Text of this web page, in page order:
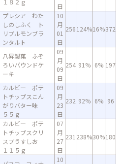
１８２ｇ
日
プレシア わた
しのしふく ト
リプルモンブラ
ンタルト
10
月
01
日
256124%16%372
八昇製菓 ふぞ
ろいパウンドケ
ーキ
09
月
09
日
254 91% 6% 197
カルビー ポテ
トチップスこん
がりバター味
５５ｇ
09
月
23
日
232 92% 6% 96
カルビー ポテ
トチップスクリ
スプうすしお
１１５ｇ
07
月
27
日
231 238%30%180
10